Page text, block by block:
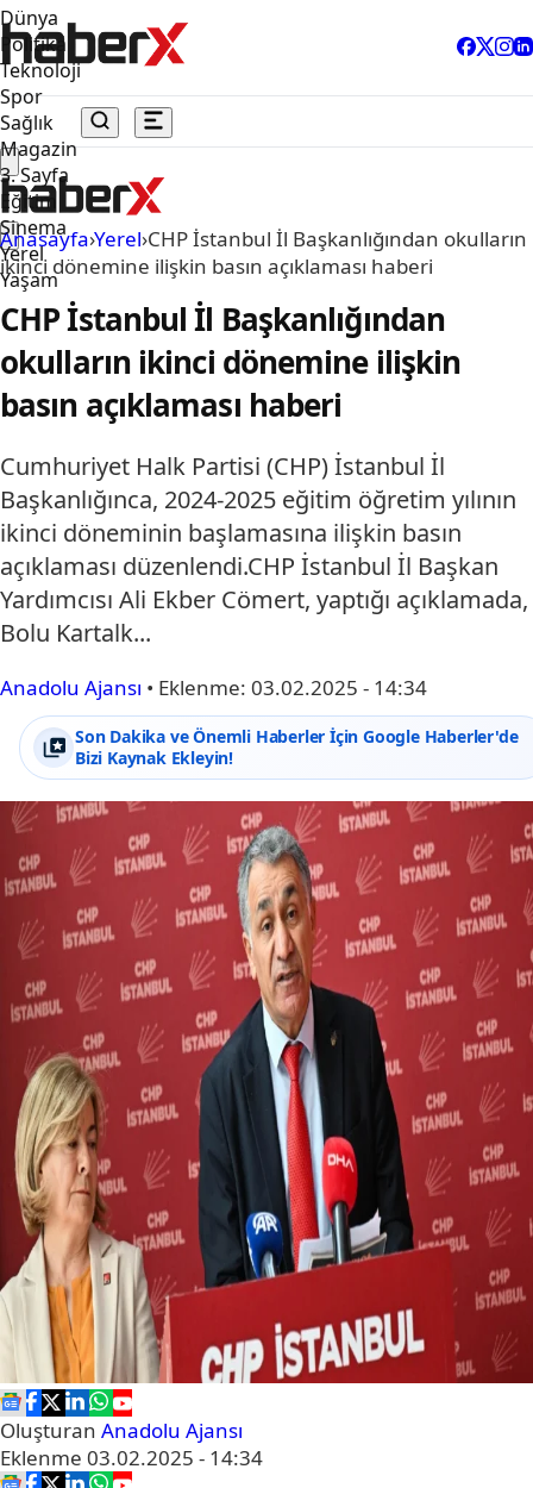
Dünya
Politika
Teknoloji
Spor
Sağlık
Magazin
3. Sayfa
Eğitim
Sinema
Yerel
Yaşam
Anasayfa›Yerel›CHP İstanbul İl Başkanlığından okulların
ikinci dönemine ilişkin basın açıklaması haberi
CHP İstanbul İl Başkanlığından
okulların ikinci dönemine ilişkin
basın açıklaması haberi
Cumhuriyet Halk Partisi (CHP) İstanbul İl
Başkanlığınca, 2024-2025 eğitim öğretim yılının
ikinci döneminin başlamasına ilişkin basın
açıklaması düzenlendi.CHP İstanbul İl Başkan
Yardımcısı Ali Ekber Cömert, yaptığı açıklamada,
Bolu Kartalk...
Anadolu Ajansı • Eklenme: 03.02.2025 - 14:34
Son Dakika ve Önemli Haberler İçin Google Haberler'de
Bizi Kaynak Ekleyin!
Oluşturan Anadolu Ajansı
Eklenme 03.02.2025 - 14:34